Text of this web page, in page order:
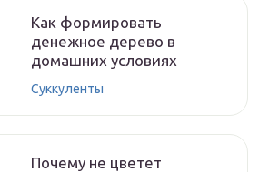
Как формировать
денежное дерево в
домашних условиях
Суккуленты
Почему не цветет